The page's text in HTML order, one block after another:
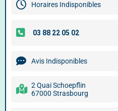
Horaires Indisponibles
Avis Indisponibles
2 Quai Schoepflin
67000 Strasbourg